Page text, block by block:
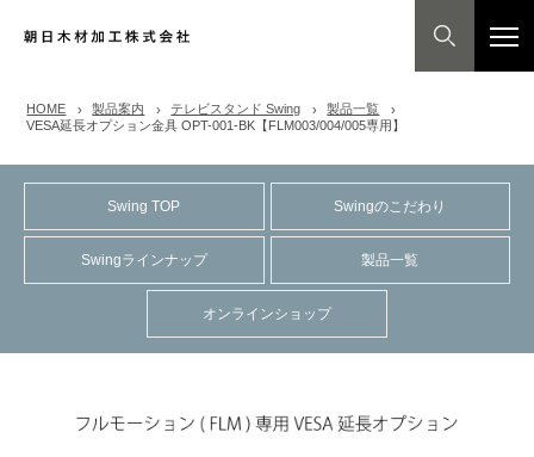
HOME 製品案内 テレビスタンド Swing
製品一覧
VESA延長オプション金具 OPT-001-BK【FLM003/004/005専用】
Swing TOP Swingのこだわり
Swingラインナップ 製品一覧
オンラインショップ